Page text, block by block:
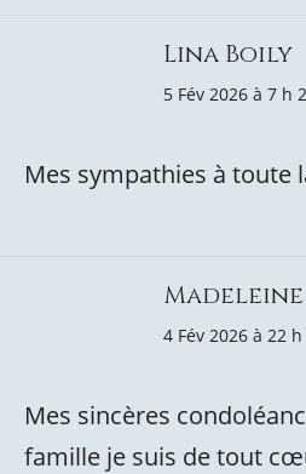
Lina Boily
5 Fév 2026 à 7 h
Mes sympathies à toute
4 Fév 2026 à 22
Mes sincères
famille je suis de tout